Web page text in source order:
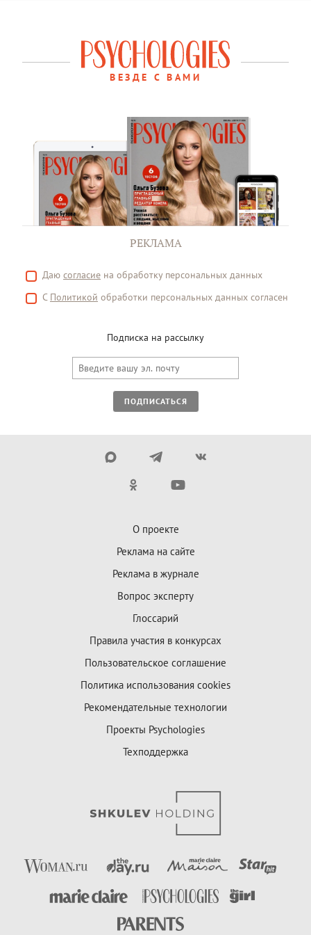
ВЕЗДЕ С ВАМИ
РЕКЛАМА
Даю согласие на обработку персональных данных
С Политикой обработки персональных данных согласен
Подписка на рассылку
ПОДПИСАТЬСЯ
О проекте
Реклама на сайте
Реклама в журнале
Вопрос эксперту
Глоссарий
Правила участия в конкурсах
Пользовательское соглашение
Политика использования cookies
Рекомендательные технологии
Проекты Psychologies
Техподдержка